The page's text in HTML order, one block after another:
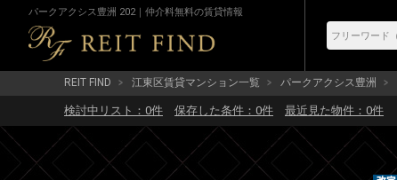
パークアクシス豊洲 202｜仲介料無料の賃貸情報
REIT FIND 江東区賃貸マンション一覧 パークアクシス豊洲
検討中リスト： 0件 保存した条件： 0件 最近見た物件： 0件